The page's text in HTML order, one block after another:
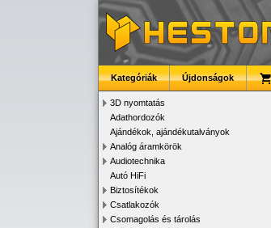
Kategóriák Újdonságok
3D nyomtatás
Adathordozók
Ajándékok, ajándékutalványok
Analóg áramkörök
Audiotechnika
Autó HiFi
Biztosítékok
Csatlakozók
Csomagolás és tárolás